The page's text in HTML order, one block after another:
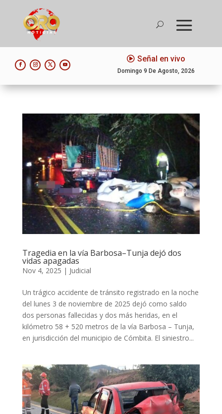
Señal en vivo
Domingo 9 De Agosto, 2026
Tragedia en la vía Barbosa–Tunja dejó dos
vidas apagadas
Nov 4, 2025 | Judicial
Un trágico accidente de tránsito registrado en la noche
del lunes 3 de noviembre de 2025 dejó como saldo
dos personas fallecidas y dos más heridas, en el
kilómetro 58 + 520 metros de la vía Barbosa – Tunja,
en jurisdicción del municipio de Cómbita. El siniestro...